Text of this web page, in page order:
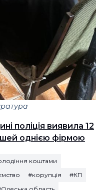
поліція виявила 12
однією фірмою
коштами
#корупція
#КП